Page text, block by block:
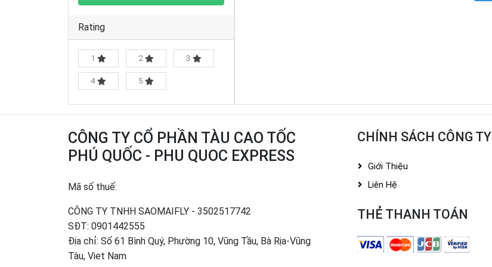
Rating
1 2 3
4 5
CÔNG TY CỔ PHẦN TÀU CAO TỐC
PHÚ QUỐC - PHU QUOC EXPRESS
Mã số thuế:
CÔNG TY TNHH SAOMAIFLY - 3502517742
SĐT: 0901442555
Địa chỉ: Số 61 Bình Quý, Phường 10, Vũng Tầu, Bà Rịa-Vũng
Tàu, Viet Nam
CHÍNH SÁCH CÔNG TY
Giới Thiệu
Liên Hệ
THẺ THANH TOÁN